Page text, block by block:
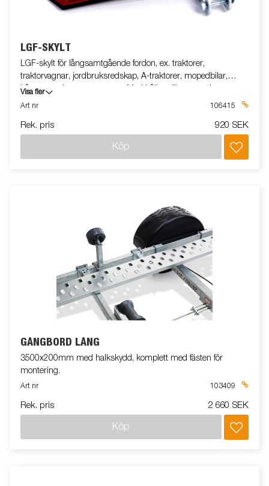
LGF-SKYLT
LGF-skylt för långsamtgående fordon, ex. traktorer,
traktorvagnar, jordbruksredskap, A-traktorer, mopedbilar,
båtupptagningsvagnar m.m. Med hållare för montering
Visa fler
Art nr
106415
Rek. pris 920 SEK
Köp
GÅNGBORD LÅNG
3500x200mm med halkskydd, komplett med fästen för
montering.
Art nr 103409
Rek. pris 2 660 SEK
Köp